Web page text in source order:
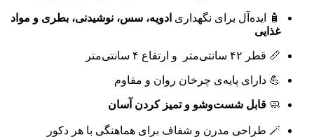
🧴 ایده‌آل برای نگهداری ادویه، سس، نوشیدنی، بطری و مواد
غذایی
📏 قطر ۴۲ سانتی‌متر و ارتفاع ۴ سانتی‌متر
💪 دارای پایه‌ی چرخان روان و مقاوم
🧼 قابل شست‌وشو و تمیز کردن آسان
🪄 طراحی مدرن و شفاف برای هماهنگی با هر دکور